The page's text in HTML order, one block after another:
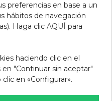
Cookies
preferencias en base a un
hábitos de navegación
Haga clic AQUÍ para
haciendo clic en el
"Continuar sin aceptar"
en «Configurar».